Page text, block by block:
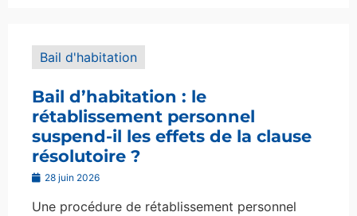
Bail d'habitation
Bail d’habitation : le
rétablissement personnel
suspend-il les effets de la clause
résolutoire ?
28 juin 2026
Une procédure de rétablissement personnel